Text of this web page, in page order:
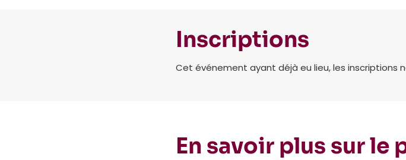
Inscriptions
Cet événement ayant déjà eu lieu, les inscriptions
En savoir plus sur le